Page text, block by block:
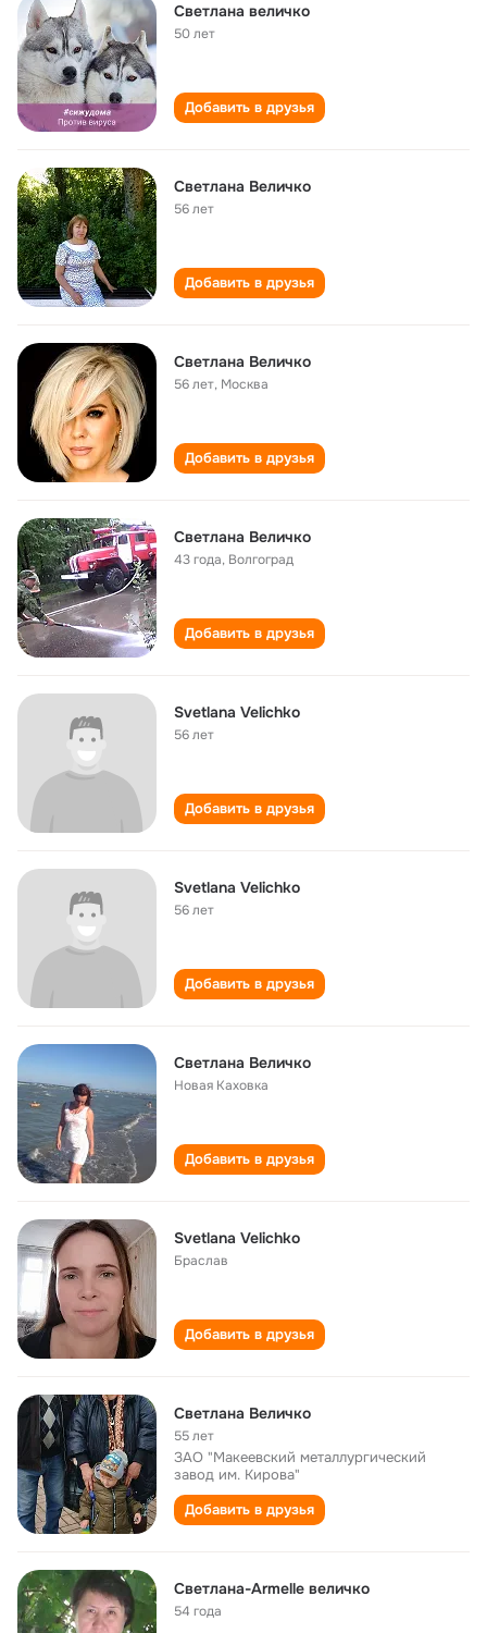
Светлана величко
50 лет
Добавить в друзья
Светлана Величко
56 лет
Добавить в друзья
Светлана Величко
56 лет, Москва
Добавить в друзья
Светлана Величко
43 года, Волгоград
Добавить в друзья
Svetlana Velichko
56 лет
Добавить в друзья
Svetlana Velichko
56 лет
Добавить в друзья
Светлана Величко
Новая Каховка
Добавить в друзья
Svetlana Velichko
Браслав
Добавить в друзья
Светлана Величко
55 лет
ЗАО "Макеевский металлургический
завод им. Кирова"
Добавить в друзья
Светлана-Armelle величко
54 года